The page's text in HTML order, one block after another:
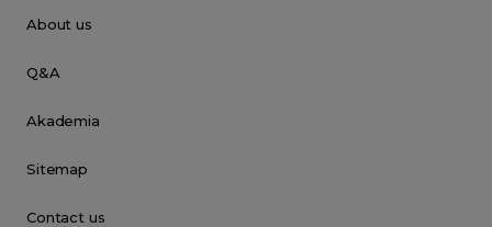
About us
Q&A
Akademia
Sitemap
Contact us